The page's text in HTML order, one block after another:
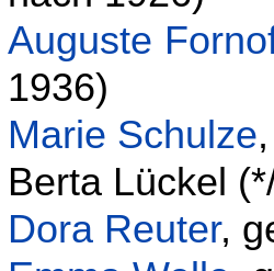
Auguste
1936)
Marie Schulze
Berta Lückel
Dora Reuter,